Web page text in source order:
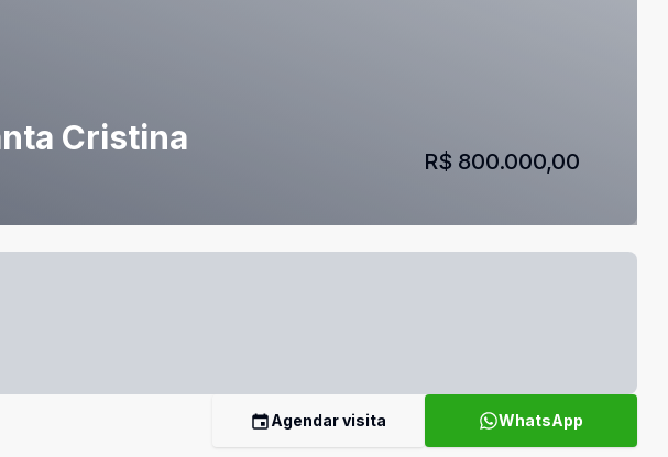
Cristina
R$ 800.000,00
Agendar visita WhatsApp